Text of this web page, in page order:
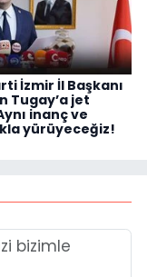
İzmir İl Başkanı
Tugay’a jet
inanç ve
yürüyeceğiz!